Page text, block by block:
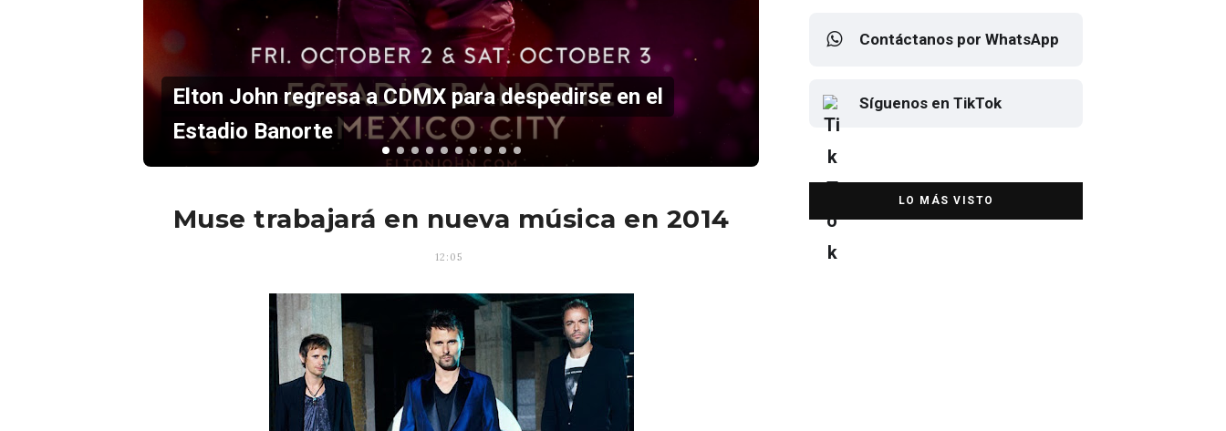
Maná anuncia concierto en el Estadio GNP
Muse trabajará en nueva música en 2014
12:05
Contáctanos por WhatsApp
Síguenos en TikTok
DESTACADA
Elton John regresa a CDMX
para despedirse en el Estadio
Banorte